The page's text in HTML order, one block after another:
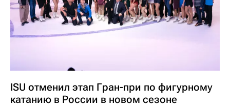
ISU отменил этап Гран-при по фигурному
катанию в России в новом сезоне